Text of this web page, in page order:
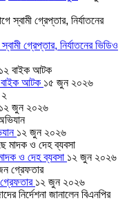
গ্রেপ্তার, নির্যাতনের ভিডিও
বাইক আটক ১৫ জুন ২০২৬
১২ জুন ২০২৬
১২ জুন ২০২৬
ও দেহ ব্যবসা ১২ জুন ২০২৬
১২ জুন ২০২৬